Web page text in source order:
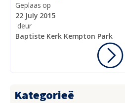
Geplaas op
22 July 2015
deur
Baptiste Kerk Kempton Park
Kategorieë